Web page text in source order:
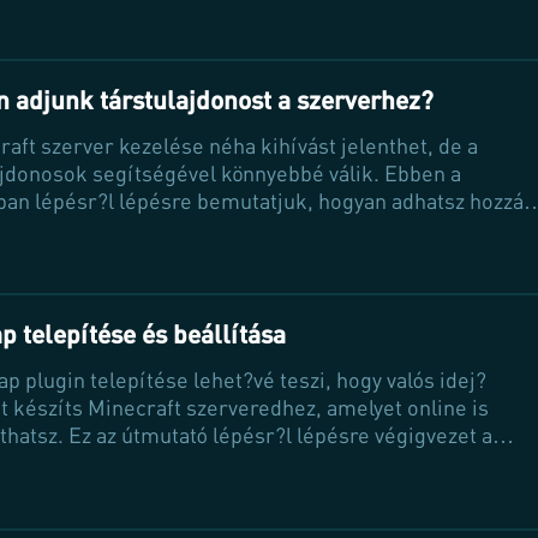
a játékosokat a szavazásra, így több látogatót és
Tarts velünk, és tudd meg, hogyan
egyszer?en!
adjunk társtulajdonost a szerverhez?
szerver kezelése néha kihívást jelenthet, de a
segítségével könnyebbé válik. Ebben a
lépésr?l lépésre bemutatjuk, hogyan adhatsz hozzá
a szerver m?ködtetését és elkerüld a
telepítése és beállítása
plugin telepítése lehet?vé teszi, hogy valós idej?
készíts Minecraft szerveredhez, amelyet online is
Ez az útmutató lépésr?l lépésre végigvezet a
a Dynmap adta lehet?ségeket. Ne hagyd ki ezt a